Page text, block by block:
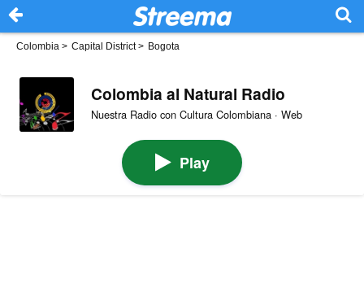
Colombia > Capital District> Bogota
Colombia al Natural Radio
Nuestra Radio con Cultura Colombiana · Web
Play